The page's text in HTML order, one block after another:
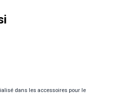
dans les accessoires pour le